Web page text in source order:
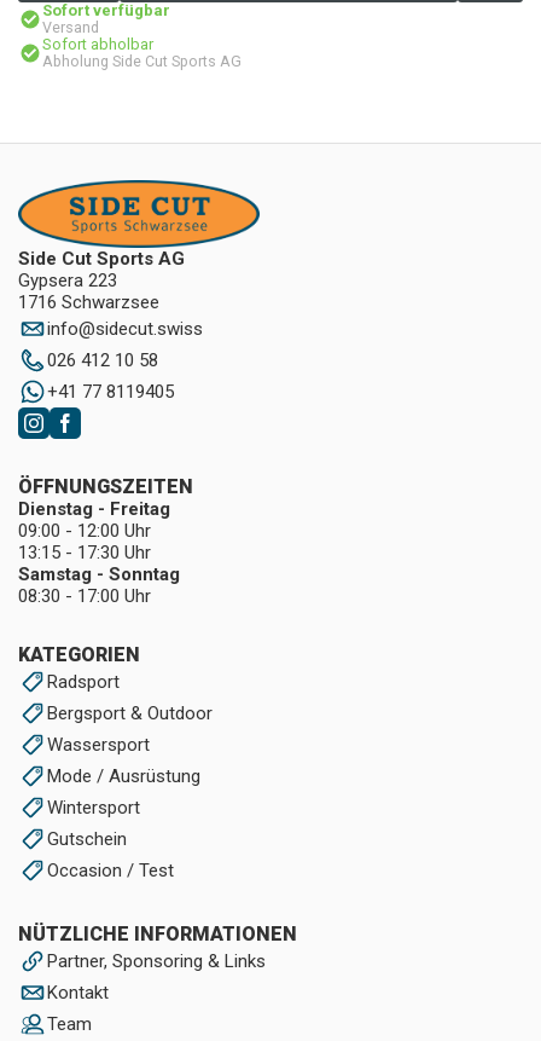
Sofort verfügbar
Versand
Sofort abholbar
Abholung Side Cut Sports AG
Side Cut Sports AG
Gypsera 223
1716 Schwarzsee
info@sidecut.swiss
026 412 10 58
+41 77 8119405
KATEGORIEN
Radsport
Bergsport & Outdoor
Wassersport
Mode / Ausrüstung
Wintersport
Gutschein
Occasion / Test
NÜTZLICHE INFORMATIONEN
Partner, Sponsoring & Links
Kontakt
Team
ÖFFNUNGSZEITEN
Dienstag - Freitag
09:00 - 12:00 Uhr
13:15 - 17:30 Uhr
Samstag - Sonntag
08:30 - 17:00 Uhr